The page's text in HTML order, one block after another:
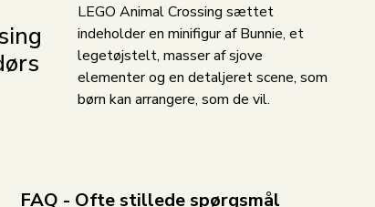
LEGO Animal Crossing sættet
indeholder en minifigur af Bunnie, et
legetøjstelt, masser af sjove
elementer og en detaljeret scene, som
børn kan arrangere, som de vil.
FAQ - Ofte stillede spørgsmål